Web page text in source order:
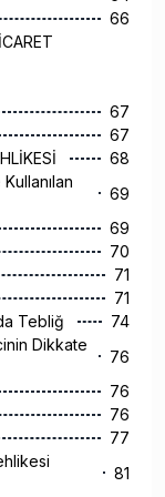
66
67
67
68
69
69
70
71
71
Tebliğ
74
Dikkate
76
76
76
77
81